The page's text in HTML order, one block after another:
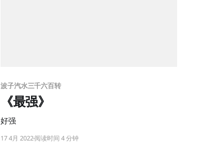
波子汽水三千六百转
《最强》
好强
17 4月 2022阅读时间 4 分钟